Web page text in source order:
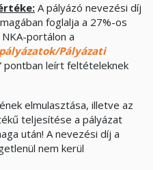
A pályázó nevezési díj
foglalja a 27%-os
portálon a
Pályázati
pontban leírt feltételeknek
elmulasztása, illetve az
teljesítése a pályázat
után! A nevezési díj a
nem kerül